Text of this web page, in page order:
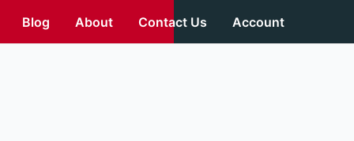
Blog About Contact Us Account